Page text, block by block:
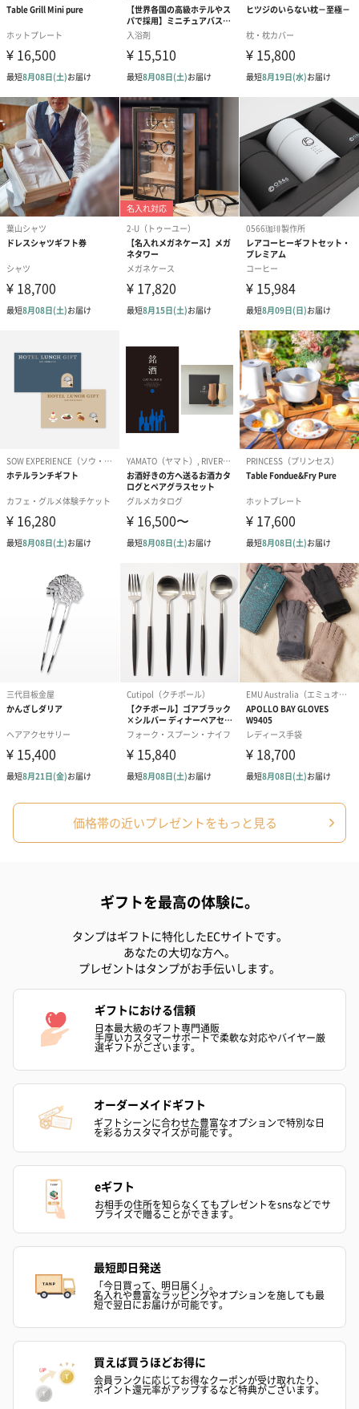
コットン巾着 【誕生
日】（グレー）S（550
円）
コットン巾着 【誕生
日】（スモーキーピン
ク）S（550円）
コットン巾着
とう】 S（550
生花
生花のブーケを同梱します。
※9-15時にご注文いただく場合、最短のお届け可能日が通常より
も1日遅くなります。
シーズンブーケ（ひま
わり）（1,880円）
ブーケ（ホワイトグリ
ーン）（1,650円）
ブーケ（ピン
（1,650円）
ドライフラワー・プリザーブドフラワー
自然のお花で作ったドライフラワー・プリザーブドフラワーを同
梱します。
一部花材が写真と異なる場合がございます。予めご了承くださ
い。パッケージに入れてお届けします。
プリザーブドフラワー
（2,580円）
プリザーブドフラワー
（2,580円）
アミュレット
愛らしいぬいぐるみを同梱してお届けします。
誕生日・記念日・出産祝いなどのシーンにおすすめです。
フラワーテディベア
（2,390円）
テディベア（バニラ）
（1,760円）
テディベア（
ル）（1,760円
紅茶・コーヒー・スイーツ
紅茶・コーヒー・スイーツを同梱してお届けいたします。ギフト
への＋αにおすすめです。
アールグレイ（HAPPY
BIRTHDAY TO YOU）
（660円）
アールグレイティー
（660円）
円）
価格帯の近いプレゼントをもっと見る
ギフトを最高の体験に。
タンプはギフトに特化したECサイトです。
あなたの大切な方へ。
プレゼントはタンプがお手伝いします。
ギフトにおける信頼
日本最大級のギフト専門通販
手厚いカスタマーサポートで柔軟な対応やバイヤー厳
選ギフトがございます。
オーダーメイドギフト
ギフトシーンに合わせた豊富なオプションで特別な日
を彩るカスタマイズが可能です。
eギフト
お相手の住所を知らなくてもプレゼントをsnsなどでサ
プライズで贈ることができます。
最短即日発送
「今日買って、明日届く」。
名入れや豊富なラッピングやオプションを施しても最
短で翌日にお届けが可能です。
買えば買うほどお得に
会員ランクに応じてお得なクーポンが受け取れたり、
ポイント還元率がアップするなど特典がございます。